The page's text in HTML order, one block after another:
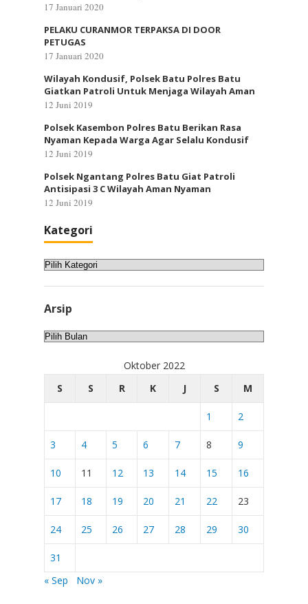
17 Januari 2020
PELAKU CURANMOR TERPAKSA DI DOOR
PETUGAS
17 Januari 2020
Wilayah Kondusif, Polsek Batu Polres Batu
Giatkan Patroli Untuk Menjaga Wilayah Aman
12 Juni 2019
Polsek Kasembon Polres Batu Berikan Rasa
Nyaman Kepada Warga Agar Selalu Kondusif
12 Juni 2019
Polsek Ngantang Polres Batu Giat Patroli
Antisipasi 3 C Wilayah Aman Nyaman
12 Juni 2019
Kategori
Kategori
Arsip
Arsip
Oktober 2022
S
S R K J S M
1 2
3 4 5 6 7 8 9
10 11 12 13 14 15 16
17 18 19 20 21 22 23
24 25 26 27 28 29 30
31
« Sep
Nov »